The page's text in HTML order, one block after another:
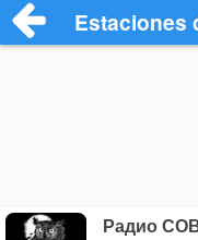
Estaciones
Радио